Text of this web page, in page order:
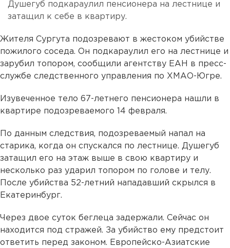
Душегуб подкараулил пенсионера на лестнице и
затащил к себе в квартиру.
Жителя Сургута подозревают в жестоком убийстве
пожилого соседа. Он подкараулил его на лестнице и
зарубил топором, сообщили агентству ЕАН в пресс-
службе следственного управления по ХМАО-Югре.
Изувеченное тело 67-летнего пенсионера нашли в
квартире подозреваемого 14 февраля.
По данным следствия, подозреваемый напал на
старика, когда он спускался по лестнице. Душегуб
затащил его на этаж выше в свою квартиру и
несколько раз ударил топором по голове и телу.
После убийства 52-летний нападавший скрылся в
Екатеринбург.
Через двое суток беглеца задержали. Сейчас он
находится под стражей. За убийство ему предстоит
ответить перед законом. Европейско-Азиатские